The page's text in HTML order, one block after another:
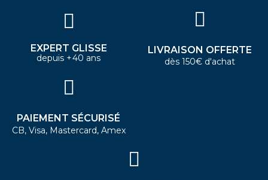
EXPERT GLISSE
depuis +40 ans
LIVRAISON OFFERTE
dès 150€ d'achat
PAIEMENT SÉCURISÉ
CB, Visa, Mastercard, Amex